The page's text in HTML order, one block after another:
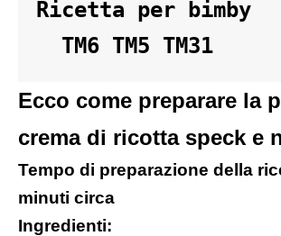
Ricetta per bimby
  TM6 TM5 TM31
Ecco come preparare la
crema di ricotta speck e
Tempo di preparazione della
minuti circa
Ingredienti: